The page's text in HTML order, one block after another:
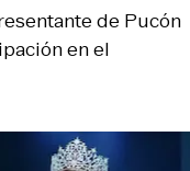
de Pucón
en el